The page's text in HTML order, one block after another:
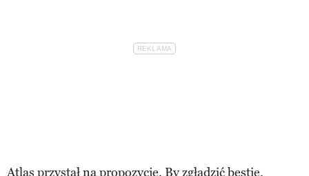
Atlas przystał na propozycję. By zgładzić bestię,